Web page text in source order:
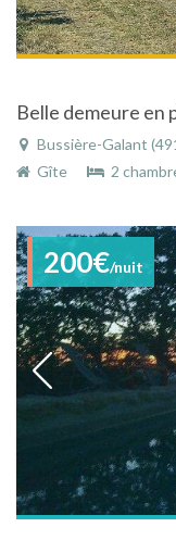
Belle demeure
Bussière-Galant (4910
Gîte
2
200€/nuit